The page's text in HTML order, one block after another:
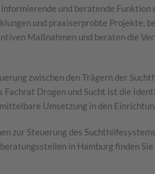
informierende und beratende
und praxiserprobte Projekte,
Maßnahmen und beraten die
zwischen den Trägern der
Fachrat Drogen und Sucht ist die
Umsetzung in den
zur Steuerung des
in Hamburg finden